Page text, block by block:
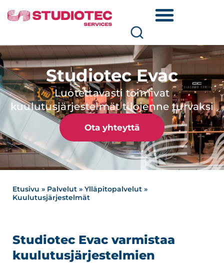
Studiotec Evac
Luotettavasti toimivat
kuulutusjärjestelmät tilojenne turvaksi
Ota yhteyttä
Etusivu » Palvelut » Ylläpitopalvelut »
Kuulutusjärjestelmät
Studiotec Evac varmistaa
kuulutusjärjestelmien